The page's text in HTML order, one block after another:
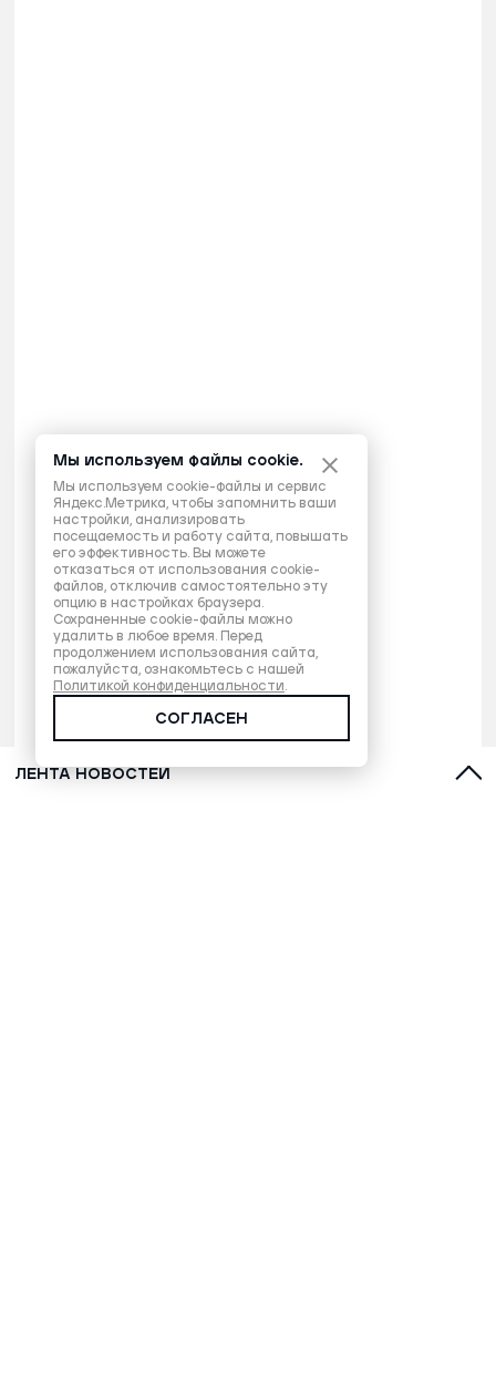
ЛЕНТА НОВОСТЕЙ
Мы используем файлы cookie.
Мы используем cookie-файлы и сервис
Яндекс.Метрика, чтобы запомнить ваши
настройки, анализировать
посещаемость и работу сайта, повышать
его эффективность. Вы можете
отказаться от использования cookie-
файлов, отключив самостоятельно эту
опцию в настройках браузера.
Сохраненные cookie-файлы можно
удалить в любое время. Перед
продолжением использования сайта,
пожалуйста, ознакомьтесь с нашей
Политикой конфиденциальности.
СОГЛАСЕН